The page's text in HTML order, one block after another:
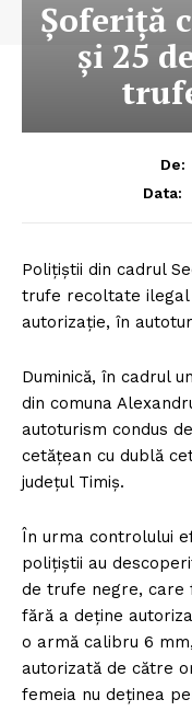
Şoferiţă
şi 25
De:
Data:
Poliţiştii din cadrul
trufe recoltate ilegal
autorizaţie, în
Duminică, în cadrul
din comuna
autoturism condus
cetăţean cu dublă
judeţul Timiş.
În urma controlului
poliţiştii au
de trufe negre, care
fără a deţine
o armă calibru 6
autorizată de către
femeia nu deţinea